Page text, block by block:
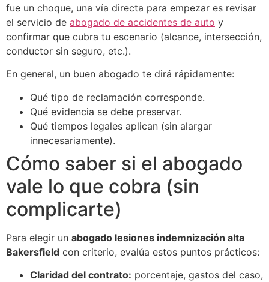
fue un choque, una vía directa para empezar es revisar
el servicio de abogado de accidentes de auto y
confirmar que cubra tu escenario (alcance, intersección,
conductor sin seguro, etc.).
En general, un buen abogado te dirá rápidamente:
Qué tipo de reclamación corresponde.
Qué evidencia se debe preservar.
Qué tiempos legales aplican (sin alargar
innecesariamente).
Cómo saber si el abogado
vale lo que cobra (sin
complicarte)
Para elegir un abogado lesiones indemnización alta
Bakersfield con criterio, evalúa estos puntos prácticos:
Claridad del contrato: porcentaje, gastos del caso,